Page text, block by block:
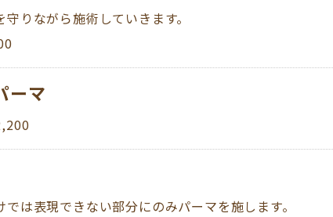
りながら施術していきます。
ーマ
は表現できない部分にのみパーマを施します。